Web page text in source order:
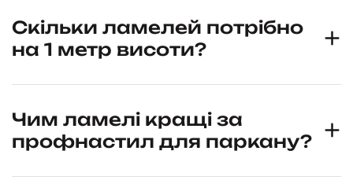
Скільки ламелей потрібно
на 1 метр висоти?
Чим ламелі кращі за
профнастил для паркану?